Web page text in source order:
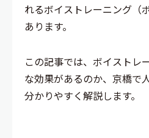
れるボイストレーニング（
あります。
この記事では、ボイストレ
な効果があるのか、京橋で
分かりやすく解説します。